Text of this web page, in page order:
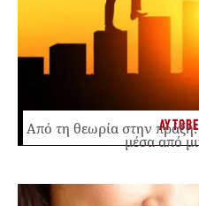
Από τη θεωρία στην
μέσα από